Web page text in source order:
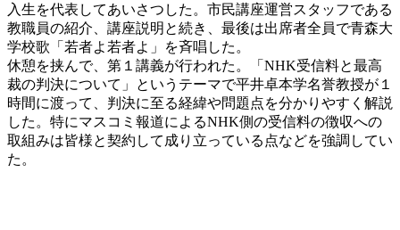
入生を代表してあいさつした。市民講座運営スタッフである
教職員の紹介、講座説明と続き、最後は出席者全員で青森大
学校歌「若者よ若者よ」を斉唱した。
休憩を挟んで、第１講義が行われた。「NHK受信料と最高
裁の判決について」というテーマで平井卓本学名誉教授が１
時間に渡って、判決に至る経緯や問題点を分かりやすく解説
した。特にマスコミ報道によるNHK側の受信料の徴収への
取組みは皆様と契約して成り立っている点などを強調してい
た。